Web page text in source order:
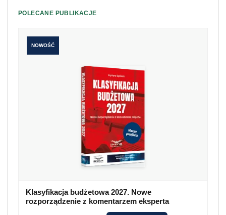
POLECANE PUBLIKACJE
NOWOŚĆ
Klasyfikacja budżetowa 2027. Nowe
rozporządzenie z komentarzem eksperta